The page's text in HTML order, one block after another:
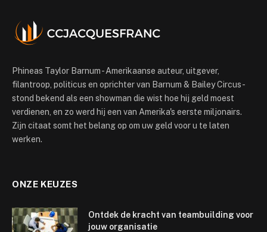
Phineas Taylor Barnum - Amerikaanse auteur, uitgever,
filantroop, politicus en oprichter van Barnum & Bailey Circus -
stond bekend als een showman die wist hoe hij geld moest
verdienen, en zo werd hij een van Amerika's eerste miljonairs.
Zijn citaat somt het belang op om uw geld voor u te laten
werken.
ONZE KEUZES
Ontdek de kracht van teambuilding voor
jouw organisatie